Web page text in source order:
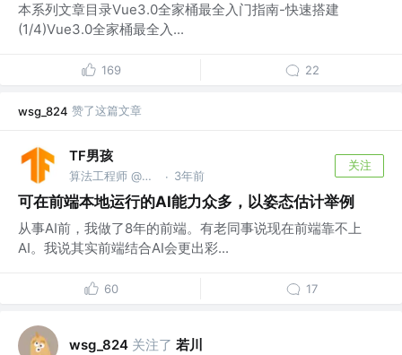
本系列文章目录Vue3.0全家桶最全入门指南-快速搭建
(1/4)Vue3.0全家桶最全入...
169 22
wsg_824 赞了这篇文章
TF男孩
算法工程师 @教育行业视觉方向 · 3年前
关注
可在前端本地运行的AI能力众多，以姿态估计举例
从事AI前，我做了8年的前端。有老同事说现在前端靠不上
AI。我说其实前端结合AI会更出彩...
60 17
wsg_824 关注了 若川